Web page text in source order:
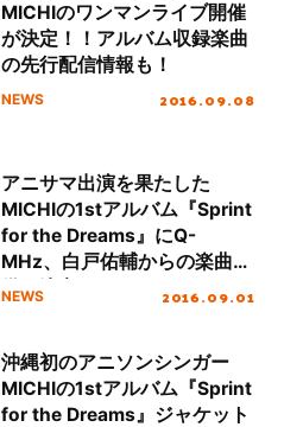
MICHIのワンマンライブ開催
が決定！！アルバム収録楽曲
の先行配信情報も！
NEWS 2016.09.08
アニサマ出演を果たした
MICHIの1stアルバム『Sprint
for the Dreams』にQ-
MHz、白戸佑輔からの楽曲提
供が決定！リリースイベン
NEWS 2016.09.01
沖縄初のアニソンシンガー
MICHIの1stアルバム『Sprint
for the Dreams』ジャケット